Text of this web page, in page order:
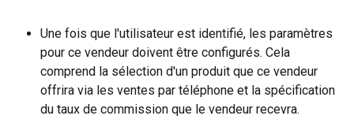
Une fois que l'utilisateur est identifié, les paramètres
pour ce vendeur doivent être configurés. Cela
comprend la sélection d'un produit que ce vendeur
offrira via les ventes par téléphone et la spécification
du taux de commission que le vendeur recevra.